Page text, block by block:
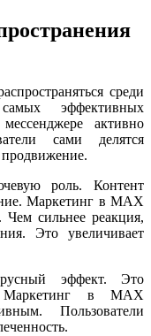
среди
эффективных
активно
сами делятся
роль. Контент
Маркетинг в MAX
Чем сильнее реакция,
Это увеличивает
эффект. Это
в MAX
Пользователи